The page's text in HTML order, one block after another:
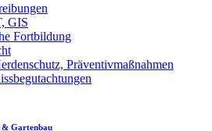
GIS
Fortbildung
Präventivmaßnahmen
& Gartenbau